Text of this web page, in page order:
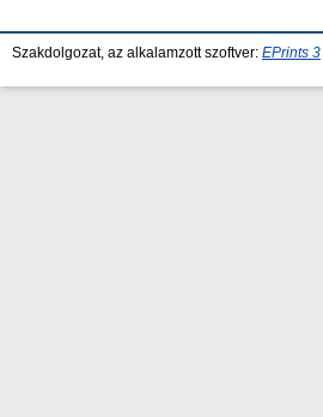
Szakdolgozat, az alkalamzott szoftver: EPrints 3